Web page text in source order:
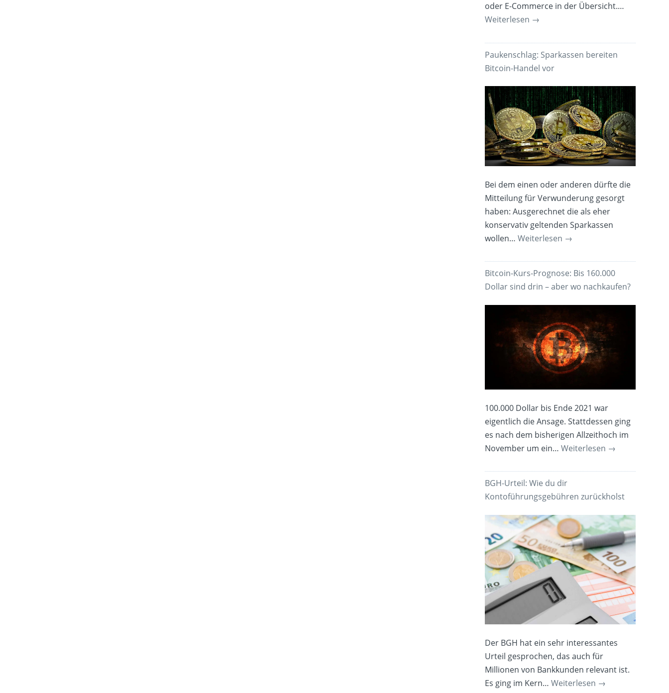
oder E-Commerce in der Übersicht.…
Weiterlesen →
Paukenschlag: Sparkassen bereiten
Bitcoin-Handel vor
Bei dem einen oder anderen dürfte die
Mitteilung für Verwunderung gesorgt
haben: Ausgerechnet die als eher
konservativ geltenden Sparkassen
wollen…Weiterlesen →
Bitcoin-Kurs-Prognose: Bis 160.000
Dollar sind drin – aber wo nachkaufen?
100.000 Dollar bis Ende 2021 war
eigentlich die Ansage. Stattdessen ging
es nach dem bisherigen Allzeithoch im
November um ein…Weiterlesen →
BGH-Urteil: Wie du dir
Kontoführungsgebühren zurückholst
Der BGH hat ein sehr interessantes
Urteil gesprochen, das auch für
Millionen von Bankkunden relevant ist.
Es ging im Kern…Weiterlesen →